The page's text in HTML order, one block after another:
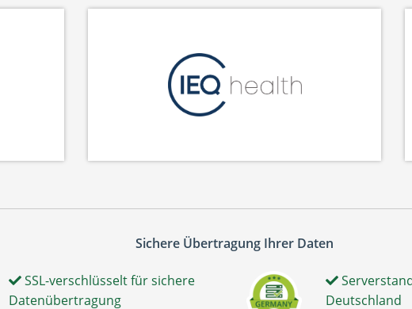
Sichere Übertragung Ihrer Daten
SSL-verschlüsselt für sichere
Datenübertragung
Deutschland